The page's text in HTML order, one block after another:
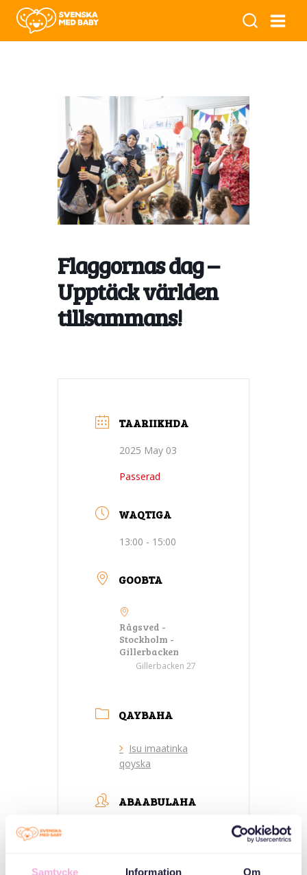
Samtycke Information Om
Flaggornas dag –
Upptäck världen
tillsammans!
TAARIIKHDA
2025 May 03
Passerad
WAQTIGA
13:00 - 15:00
GOOBTA
Rågsved -
Stockholm -
Gillerbacken
Gillerbacken 27
QAYBAHA
Isu imaatinka
qoyska
ABAABULAHA